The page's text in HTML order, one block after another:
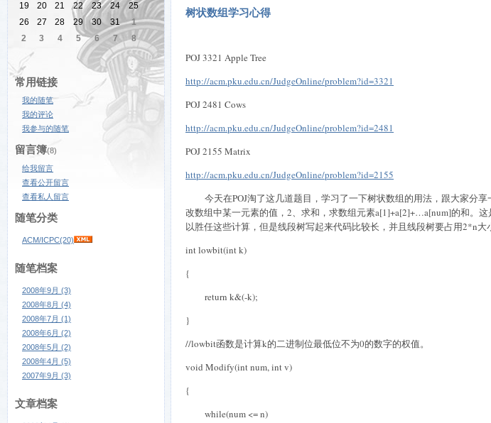
19
20 21 22 23 24
25
26
27 28 29 30 31
1
2
3 4 5 6 7 8
常用链接
我的随笔
我的评论
我参与的随笔
留言簿(8)
给我留言
查看公开留言
查看私人留言
随笔分类
ACM/ICPC(20)
随笔档案
2008年9月 (3)
2008年8月 (4)
2008年7月 (1)
2008年6月 (2)
2008年5月 (2)
2008年4月 (5)
2007年9月 (3)
文章档案
树状数组学习心得
POJ 3321 Apple Tree
http://acm.pku.edu.cn/JudgeOnline/problem?id=3321
POJ 2481 Cows
http://acm.pku.edu.cn/JudgeOnline/problem?id=2481
POJ 2155 Matrix
http://acm.pku.edu.cn/JudgeOnline/problem?id=2155
今天在POJ淘了这几道题目，学习了一下树状数组的用法，跟大家分
改数组中某一元素的值， 2、求和，求数组元素a[1]+a[2]+…a[num]的和。
以胜任这些计算，但是线段树写起来代码比较长，并且线段树要占用2*n大
int lowbit(int k)
{
return k&(-k);
}
//lowbit函数是计算k的二进制位最低位不为0的数字的权值。
void Modify(int num, int v)
{
while(num <= n)